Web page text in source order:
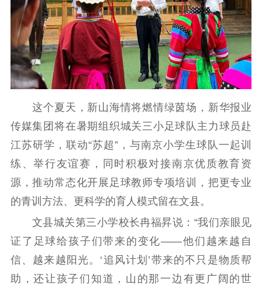
这个夏天，新山海情将燃情绿茵场，新华报业
传媒集团将在暑期组织城关三小足球队主力球员赴
江苏研学，联动“苏超”，与南京小学生球队一起训
练、举行友谊赛，同时积极对接南京优质教育资
源，推动常态化开展足球教师专项培训，把更专业
的青训方法、更科学的育人模式留在文县。
文县城关第三小学校长冉福昇说：“我们亲眼见
证了足球给孩子们带来的变化——他们越来越自
信、越来越阳光。‘追风计划’带来的不只是物质帮
助，还让孩子们知道，山的那一边有更广阔的世